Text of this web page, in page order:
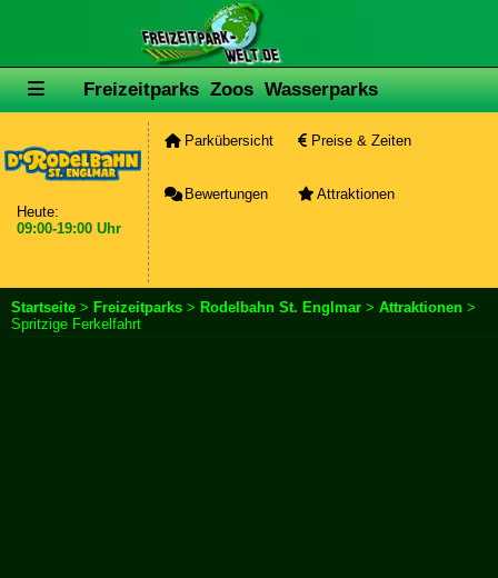
Freizeitparks Zoos Wasserparks
Heute:
09:00-19:00 Uhr
Parkübersicht Preise & Zeiten
Bewertungen Attraktionen
Startseite > Freizeitparks > Rodelbahn St. Englmar > Attraktionen >
Spritzige Ferkelfahrt